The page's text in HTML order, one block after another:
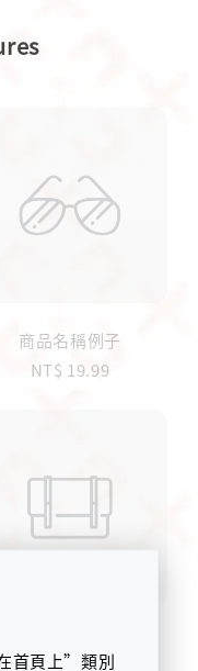
商品名稱例子
NT$ 19.99
首頁上”類別